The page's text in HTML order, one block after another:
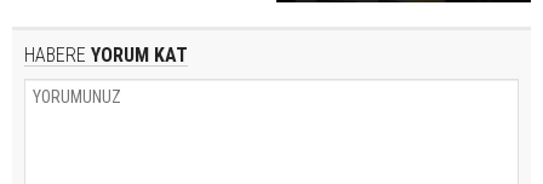
HABERE YORUM KAT